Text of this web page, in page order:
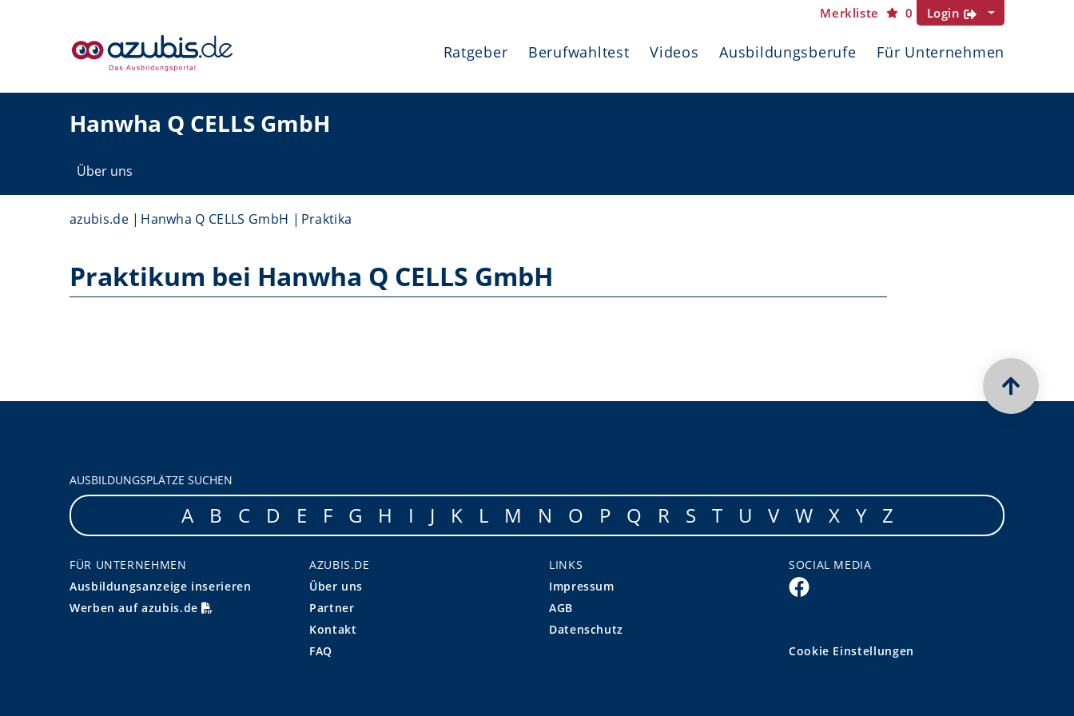
Merkliste 0 Login
Ratgeber Berufwahltest Videos Ausbildungsberufe Für Unternehmen
Hanwha Q CELLS GmbH
Über uns
azubis.de Hanwha Q CELLS GmbH Praktika
Praktikum bei Hanwha Q CELLS GmbH
AUSBILDUNGSPLÄTZE SUCHEN
A B C D E F G H I J K L M N O P Q R S T U V W X Y Z
FÜR UNTERNEHMEN
Ausbildungsanzeige inserieren
Werben auf azubis.de
AZUBIS.DE
Über uns
Partner
Kontakt
FAQ
LINKS
Impressum
AGB
Datenschutz
SOCIAL MEDIA
Cookie Einstellungen